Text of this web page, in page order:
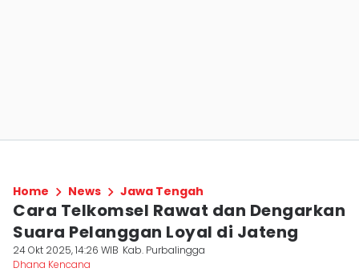
Home News Jawa Tengah
Cara Telkomsel Rawat dan Dengarkan
Suara Pelanggan Loyal di Jateng
24 Okt 2025, 14:26 WIB Kab. Purbalingga
Dhana Kencana